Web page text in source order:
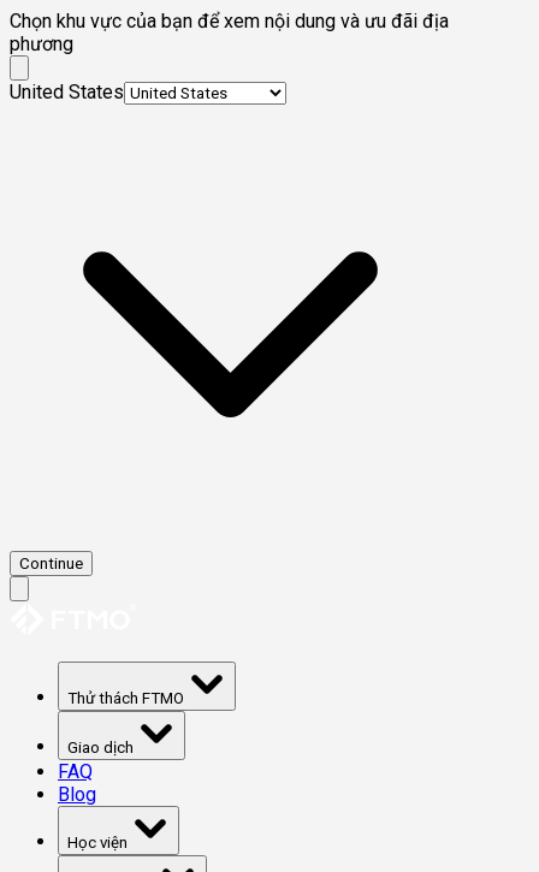
Chọn khu vực của bạn để xem nội dung và ưu đãi địa
phương
United States
Continue
Thử thách FTMO
Giao dịch
FAQ
Blog
Học viện